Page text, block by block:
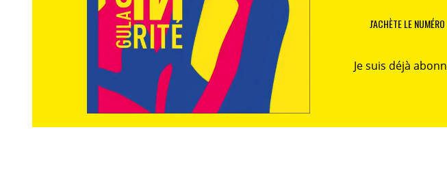
J'ACHÈTE LE NUMÉRO
Je suis déjà